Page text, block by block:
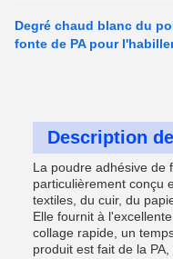
Degré chaud blanc du
fonte de PA pour
Description
La poudre adhésive de
particulièrement conçu
textiles, du cuir, du
Elle fournit à
collage rapide, un
produit est fait de la